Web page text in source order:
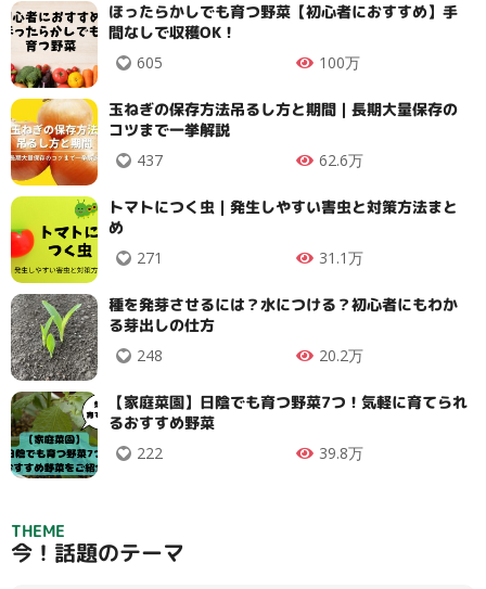
ほったらかしでも育つ野菜【初心者におすすめ】手
間なしで収穫OK！
605 100万
玉ねぎの保存方法吊るし方と期間｜長期大量保存の
コツまで一挙解説
437 62.6万
トマトにつく虫｜発生しやすい害虫と対策方法まと
め
271 31.1万
種を発芽させるには？水につける？初心者にもわか
る芽出しの仕方
248 20.2万
【家庭菜園】日陰でも育つ野菜7つ！気軽に育てられ
るおすすめ野菜
222 39.8万
THEME
今！話題のテーマ